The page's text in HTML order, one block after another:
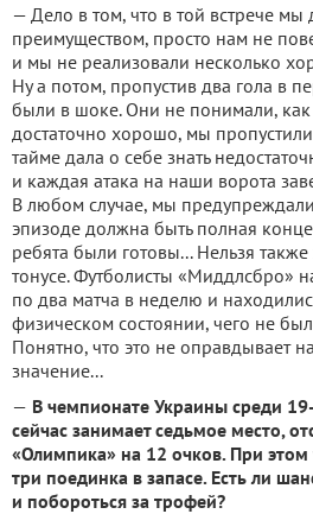
— Дело в том, что в той встрече мы
преимуществом, просто нам не
и мы не реализовали несколько
Ну а потом, пропустив два гола в
были в шоке. Они не понимали, как
достаточно хорошо, мы
тайме дала о себе знать
и каждая атака на наши ворота
В любом случае, мы
эпизоде должна быть полная
ребята были готовы... Нельзя
тонусе. Футболисты «Миддлсбро»
по два матча в неделю и
физическом состоянии, чего не
Понятно, что это не оправдывает
значение...
— В чемпионате Украины среди
сейчас занимает седьмое место,
«Олимпика» на 12 очков. При
три поединка в запасе. Есть ли
и побороться за трофей?